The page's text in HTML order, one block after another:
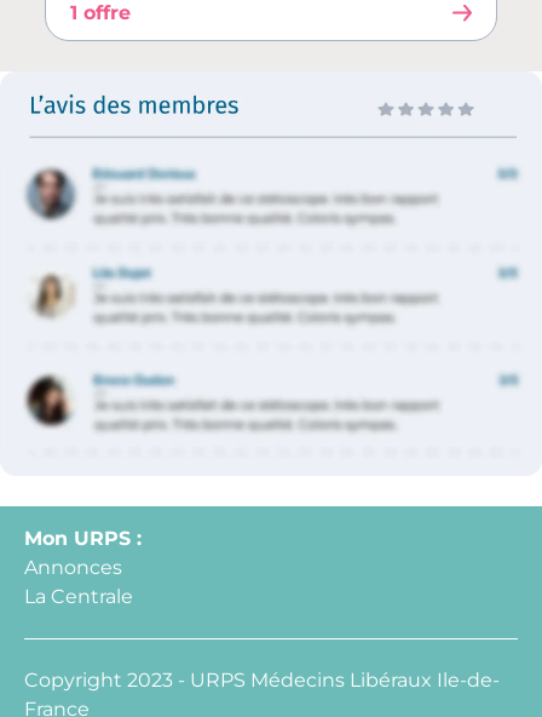
1 offre
Mon URPS :
Annonces
La Centrale
Copyright 2023 - URPS Médecins Libéraux Ile-de-
France